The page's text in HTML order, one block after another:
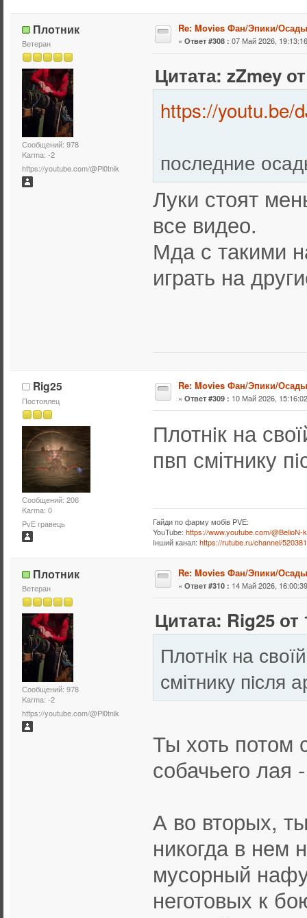
Плотник
Ветеран
Сообщений: 978
Karma: -2
https://youtube.com/@Pl0tnik
Re: Movies Фан/Эпики/Осады
« Ответ #308 : 07 Май 2026,
Цитата: zZmey
https://youtu.be/
последние
Луки стоят
все видео.
Мда с такими
играть на
Rig25
Постоялец
Сообщений: 206
Karma: 0
PvE гравець
Re: Movies Фан/Эпики/Осады
« Ответ #309 : 10 Май 2026,
Плотнiк на
пвп смітнику
Гайди по фарму мобiв PVE:
YouTube: https://www.youtube.com/@BelioN-
Iнший канал: https://rutube.ru/channel/
Плотник
Ветеран
Сообщений: 978
Karma: -2
https://youtube.com/@Pl0tnik
Re: Movies Фан/Эпики/Осады
« Ответ #310 : 14 Май 2026,
Цитата: Rig25
Плотнiк на
смітнику пiсля
Ты хоть потом
собачьего лая
А во вторых,
никогда в нем
мусорный
неготовых к